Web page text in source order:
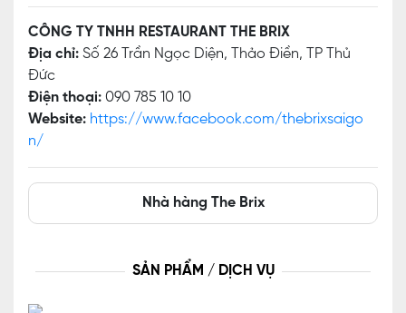
CÔNG TY TNHH RESTAURANT THE BRIX
Địa chỉ: Số 26 Trần Ngọc Diện, Thảo Điền, TP Thủ
Đức
Điện thoại: 090 785 10 10
Website: https://www.facebook.com/thebrixsaigo
n/
Nhà hàng The Brix
SẢN PHẨM / DỊCH VỤ